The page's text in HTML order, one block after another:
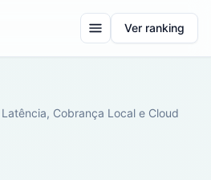
Ver ranking
Cobrança Local e Cloud